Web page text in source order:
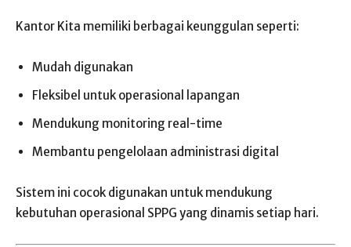
Kantor Kita memiliki berbagai keunggulan seperti:
Mudah digunakan
Fleksibel untuk operasional lapangan
Mendukung monitoring real-time
Membantu pengelolaan administrasi digital
Sistem ini cocok digunakan untuk mendukung
kebutuhan operasional SPPG yang dinamis setiap hari.